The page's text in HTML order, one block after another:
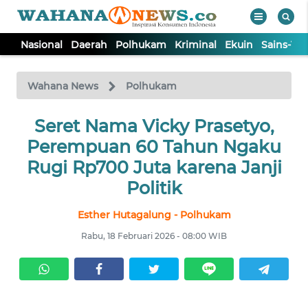
Nasional Daerah Polhukam Kriminal Ekuin Sains-
Wahana News Polhukam
Seret Nama Vicky Prasetyo,
Perempuan 60 Tahun Ngaku
Rugi Rp700 Juta karena Janji
Politik
Esther Hutagalung - Polhukam
Rabu, 18 Februari 2026 - 08:00 WIB
TV
Tutup
NASIONAL
DAERAH
EKUIN